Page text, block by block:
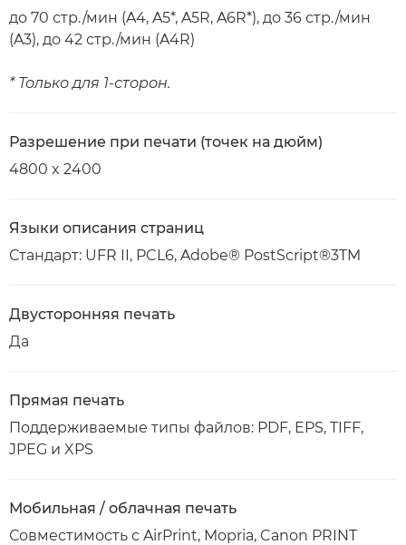
до 70 стр./мин (A4, A5*, A5R, A6R*), до 36 стр./мин
(A3), до 42 стр./мин (A4R)
* Только для 1-сторон.
Разрешение при печати (точек на дюйм)
4800 x 2400
Языки описания страниц
Стандарт: UFR II, PCL6, Adobe® PostScript®3TM
Двусторонняя печать
Да
Прямая печать
Поддерживаемые типы файлов: PDF, EPS, TIFF,
JPEG и XPS
Мобильная / облачная печать
Совместимость с AirPrint, Mopria, Canon PRINT